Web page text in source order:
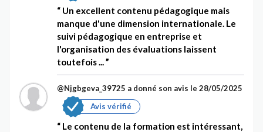
Un excellent contenu pédagogique mais
manque d'une dimension internationale. Le
suivi pédagogique en entreprise et
l'organisation des évaluations laissent
toutefois ...
@Njgbgeva_39725 a donné son avis le 28/05/2025
Avis vérifié
Le contenu de la formation est intéressant,